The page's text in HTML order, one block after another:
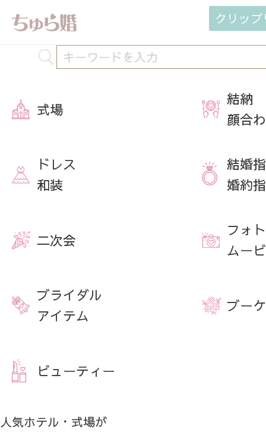
クリッ
式場
結納
顔合
ドレス
和装
結婚
婚約
二次会
フォト
ムー
ブライダル
アイテム
ブーケ
ビューティー
人気ホテル・式場が